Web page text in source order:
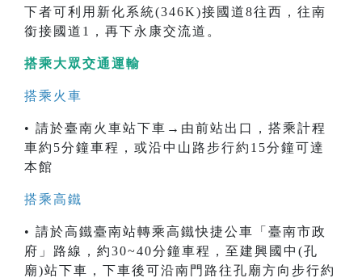
下者可利用新化系統(346K)接國道8往西，往南
銜接國道1，再下永康交流道。
搭乘大眾交通運輸
搭乘火車
• 請於臺南火車站下車→由前站出口，搭乘計程
車約5分鐘車程，或沿中山路步行約15分鐘可達
本館
搭乘高鐵
• 請於高鐵臺南站轉乘高鐵快捷公車「臺南市政
府」路線，約30~40分鐘車程，至建興國中(孔
廟)站下車，下車後可沿南門路往孔廟方向步行約